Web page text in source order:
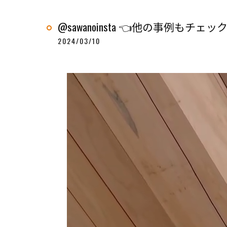
@sawanoinsta 👈他の事例もチェッ
2024/03/10